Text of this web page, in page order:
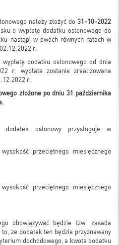
należy złożyć do 31-10-2022
o wypłatę dodatku osłonowego do
nastąpi w dwóch równych ratach w
r.
dodatku osłonowego od dnia
r. wypłata zostanie zrealizowana
r.
złożone po dniu 31 października
osłonowy przysługuje w
przeciętnego miesięcznego
przeciętnego miesięcznego
obowiązywać będzie tzw. zasada
że dodatek ten będzie przyznawany
dochodowego, a kwota dodatku